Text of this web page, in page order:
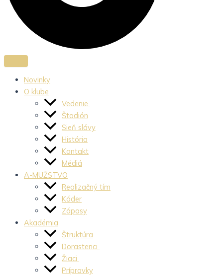
Novinky
O klube
Vedenie
Štadión
Sieň slávy
História
Kontakt
Médiá
A-MUŽSTVO
Realizačný tím
Káder
Zápasy
Akadémia
Štruktúra
Dorastenci
Žiaci
Prípravky